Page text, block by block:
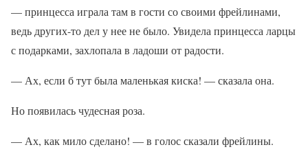
— принцесса играла там в гости со своими фрейлинами,
ведь других-то дел у нее не было. Увидела принцесса ларцы
с подарками, захлопала в ладоши от радости.
— Ах, если б тут была маленькая киска! — сказала она.
Но появилась чудесная роза.
— Ах, как мило сделано! — в голос сказали фрейлины.